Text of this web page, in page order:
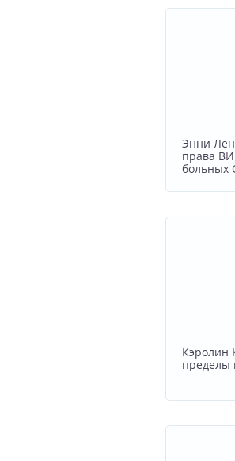
Энни
права
больных
Кэролин
пределы